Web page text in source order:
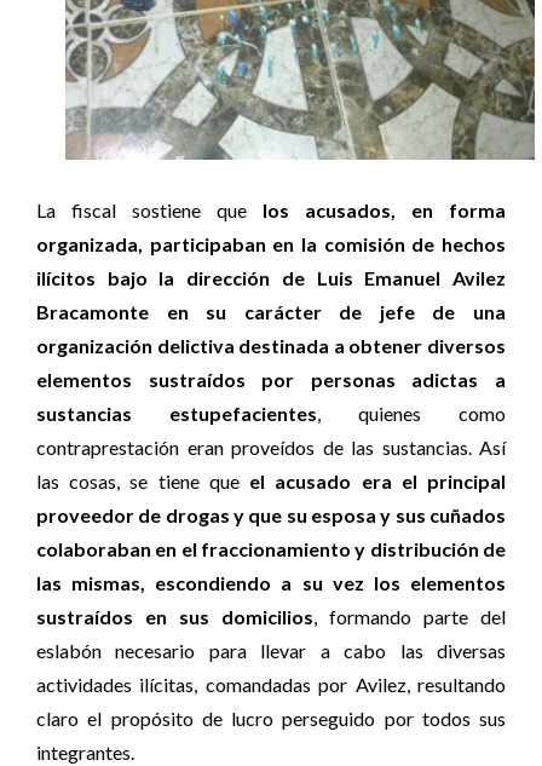
La fiscal sostiene que los acusados, en forma
organizada, participaban en la comisión de hechos
ilícitos bajo la dirección de Luis Emanuel Avilez
Bracamonte en su carácter de jefe de una
organización delictiva destinada a obtener diversos
elementos sustraídos por personas adictas a
sustancias estupefacientes, quienes como
contraprestación eran proveídos de las sustancias. Así
las cosas, se tiene que el acusado era el principal
proveedor de drogas y que su esposa y sus cuñados
colaboraban en el fraccionamiento y distribución de
las mismas, escondiendo a su vez los elementos
sustraídos en sus domicilios, formando parte del
eslabón necesario para llevar a cabo las diversas
actividades ilícitas, comandadas por Avilez, resultando
claro el propósito de lucro perseguido por todos sus
integrantes.